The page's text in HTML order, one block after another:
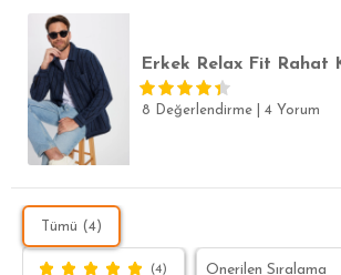
8 Değerlendirme 4 Yorum
Tümü (4)
(4)